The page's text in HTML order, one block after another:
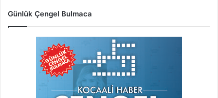
Günlük Çengel Bulmaca